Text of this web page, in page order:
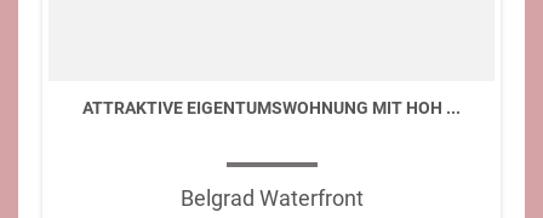
ATTRAKTIVE EIGENTUMSWOHNUNG MIT HOH ...
Belgrad Waterfront